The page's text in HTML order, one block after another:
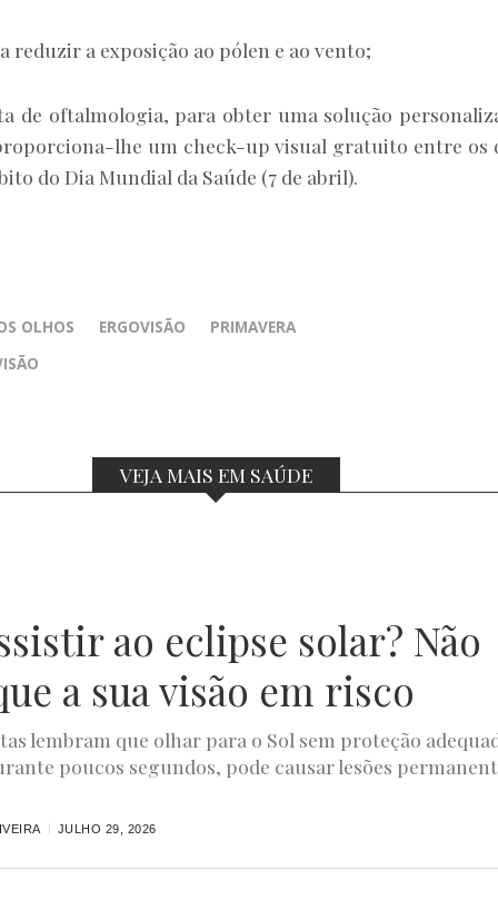
reduzir a exposição ao pólen e ao vento;
de oftalmologia, para obter uma solução
lhe um check-up visual gratuito entre os
do Dia Mundial da Saúde (7 de abril).
OLHOS ERGOVISÃO
PRIMAVERA
VEJA MAIS EM SAÚDE
ao eclipse solar? Não
a sua visão em risco
lembram que olhar para o Sol sem proteção
poucos segundos, pode causar lesões
JULHO 29, 2026